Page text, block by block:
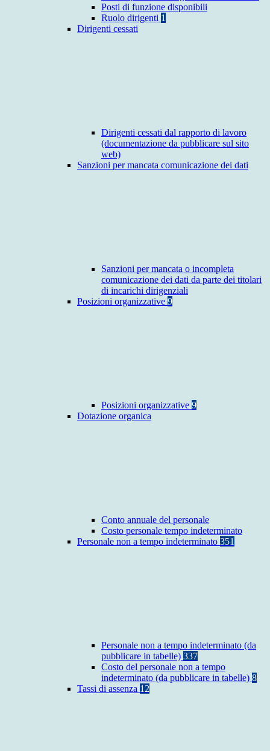
Posti di funzione disponibili
Ruolo dirigenti 1
Dirigenti cessati
Dirigenti cessati dal rapporto di lavoro
(documentazione da pubblicare sul sito
web)
Sanzioni per mancata comunicazione dei dati
Sanzioni per mancata o incompleta
comunicazione dei dati da parte dei titolari
di incarichi dirigenziali
Posizioni organizzative 9
Posizioni organizzative 9
Dotazione organica
Conto annuale del personale
Costo personale tempo indeterminato
Personale non a tempo indeterminato 351
Personale non a tempo indeterminato (da
pubblicare in tabelle) 337
Costo del personale non a tempo
indeterminato (da pubblicare in tabelle) 8
Tassi di assenza 12